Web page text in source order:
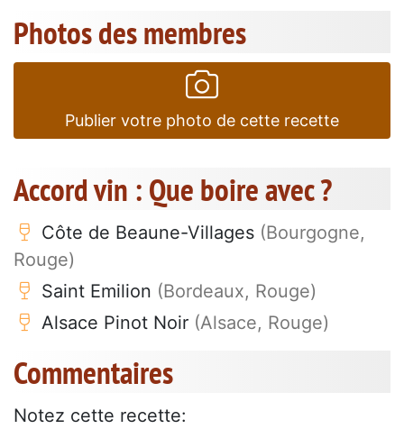
Photos des membres
Publier votre photo de cette recette
Accord vin : Que boire avec ?
Côte de Beaune-Villages (Bourgogne,
Rouge)
Saint Emilion (Bordeaux, Rouge)
Alsace Pinot Noir (Alsace, Rouge)
Commentaires
Notez cette recette: